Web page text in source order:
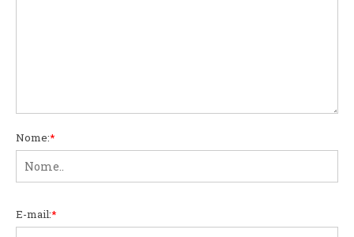
Nome:*
E-mail:*